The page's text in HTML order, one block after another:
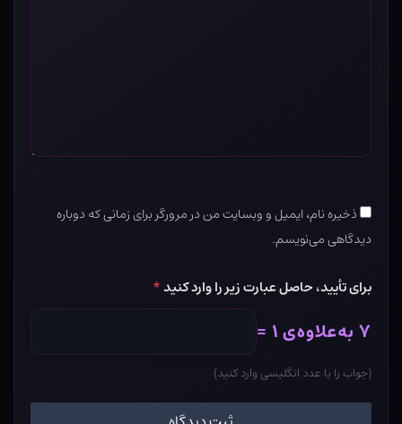
ذخیره نام، ایمیل و وبسایت من در مرورگر برای زمانی که دوباره
دیدگاهی می‌نویسم.
برای تأیید، حاصل عبارت زیر را وارد کنید*
۷ به‌علاوه‌ی ۱ =
(جواب را با عدد انگلیسی وارد کنید)